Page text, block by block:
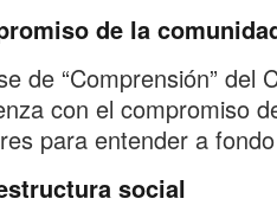
de la
de “Comprensión” del
con el compromiso
para entender a
social